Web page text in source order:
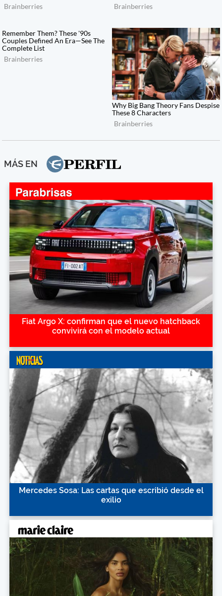
MÁS EN
Fiat Argo X: confirman que el nuevo hatchback
convivirá con el modelo actual
Mercedes Sosa: Las cartas que escribió desde el
exilio